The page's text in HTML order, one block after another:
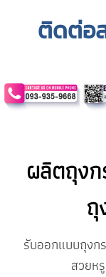
ติดต่อ
ผลิตถุง
ถุ
รับออกแบบถุงก
สวยห